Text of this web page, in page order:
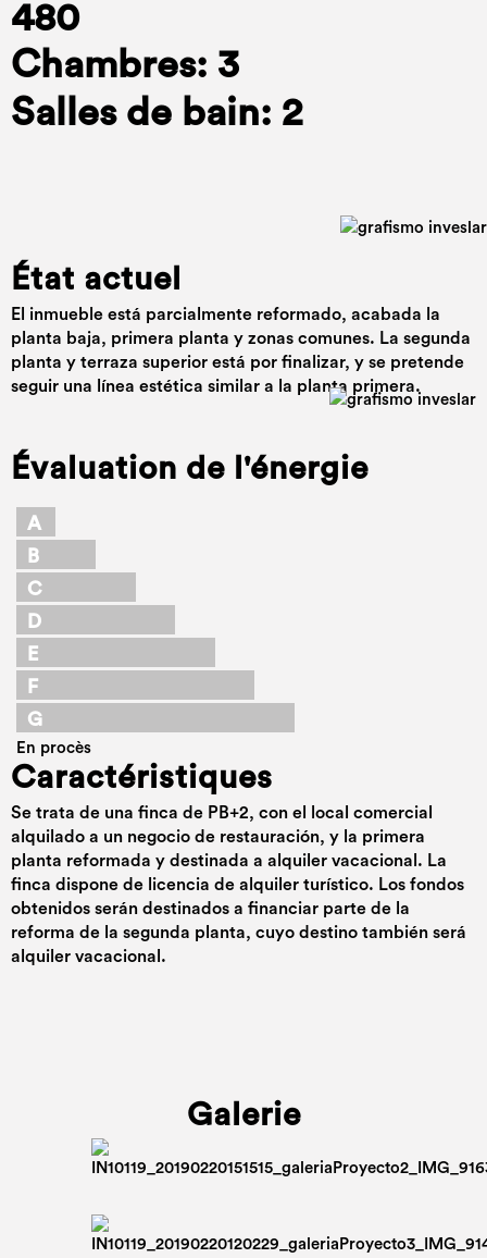
480
Chambres: 3
Salles de bain: 2
État actuel
El inmueble está parcialmente reformado, acabada la
planta baja, primera planta y zonas comunes. La segunda
planta y terraza superior está por finalizar, y se pretende
seguir una línea estética similar a la planta primera.
Évaluation de l'énergie
A
B
C
D
E
F
G
En procès
Caractéristiques
Se trata de una finca de PB+2, con el local comercial
alquilado a un negocio de restauración, y la primera
planta reformada y destinada a alquiler vacacional. La
finca dispone de licencia de alquiler turístico. Los fondos
obtenidos serán destinados a financiar parte de la
reforma de la segunda planta, cuyo destino también será
alquiler vacacional.
Galerie